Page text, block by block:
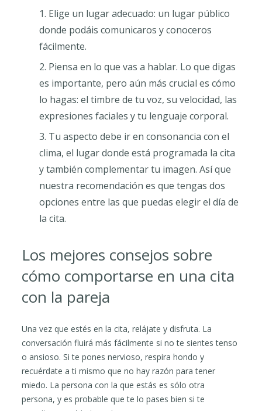
Elige un lugar adecuado: un lugar público
donde podáis comunicaros y conoceros
fácilmente.
Piensa en lo que vas a hablar. Lo que digas
es importante, pero aún más crucial es cómo
lo hagas: el timbre de tu voz, su velocidad, las
expresiones faciales y tu lenguaje corporal.
Tu aspecto debe ir en consonancia con el
clima, el lugar donde está programada la cita
y también complementar tu imagen. Así que
nuestra recomendación es que tengas dos
opciones entre las que puedas elegir el día de
la cita.
Los mejores consejos sobre
cómo comportarse en una cita
con la pareja
Una vez que estés en la cita, relájate y disfruta. La
conversación fluirá más fácilmente si no te sientes tenso
o ansioso. Si te pones nervioso, respira hondo y
recuérdate a ti mismo que no hay razón para tener
miedo. La persona con la que estás es sólo otra
persona, y es probable que te lo pases bien si te